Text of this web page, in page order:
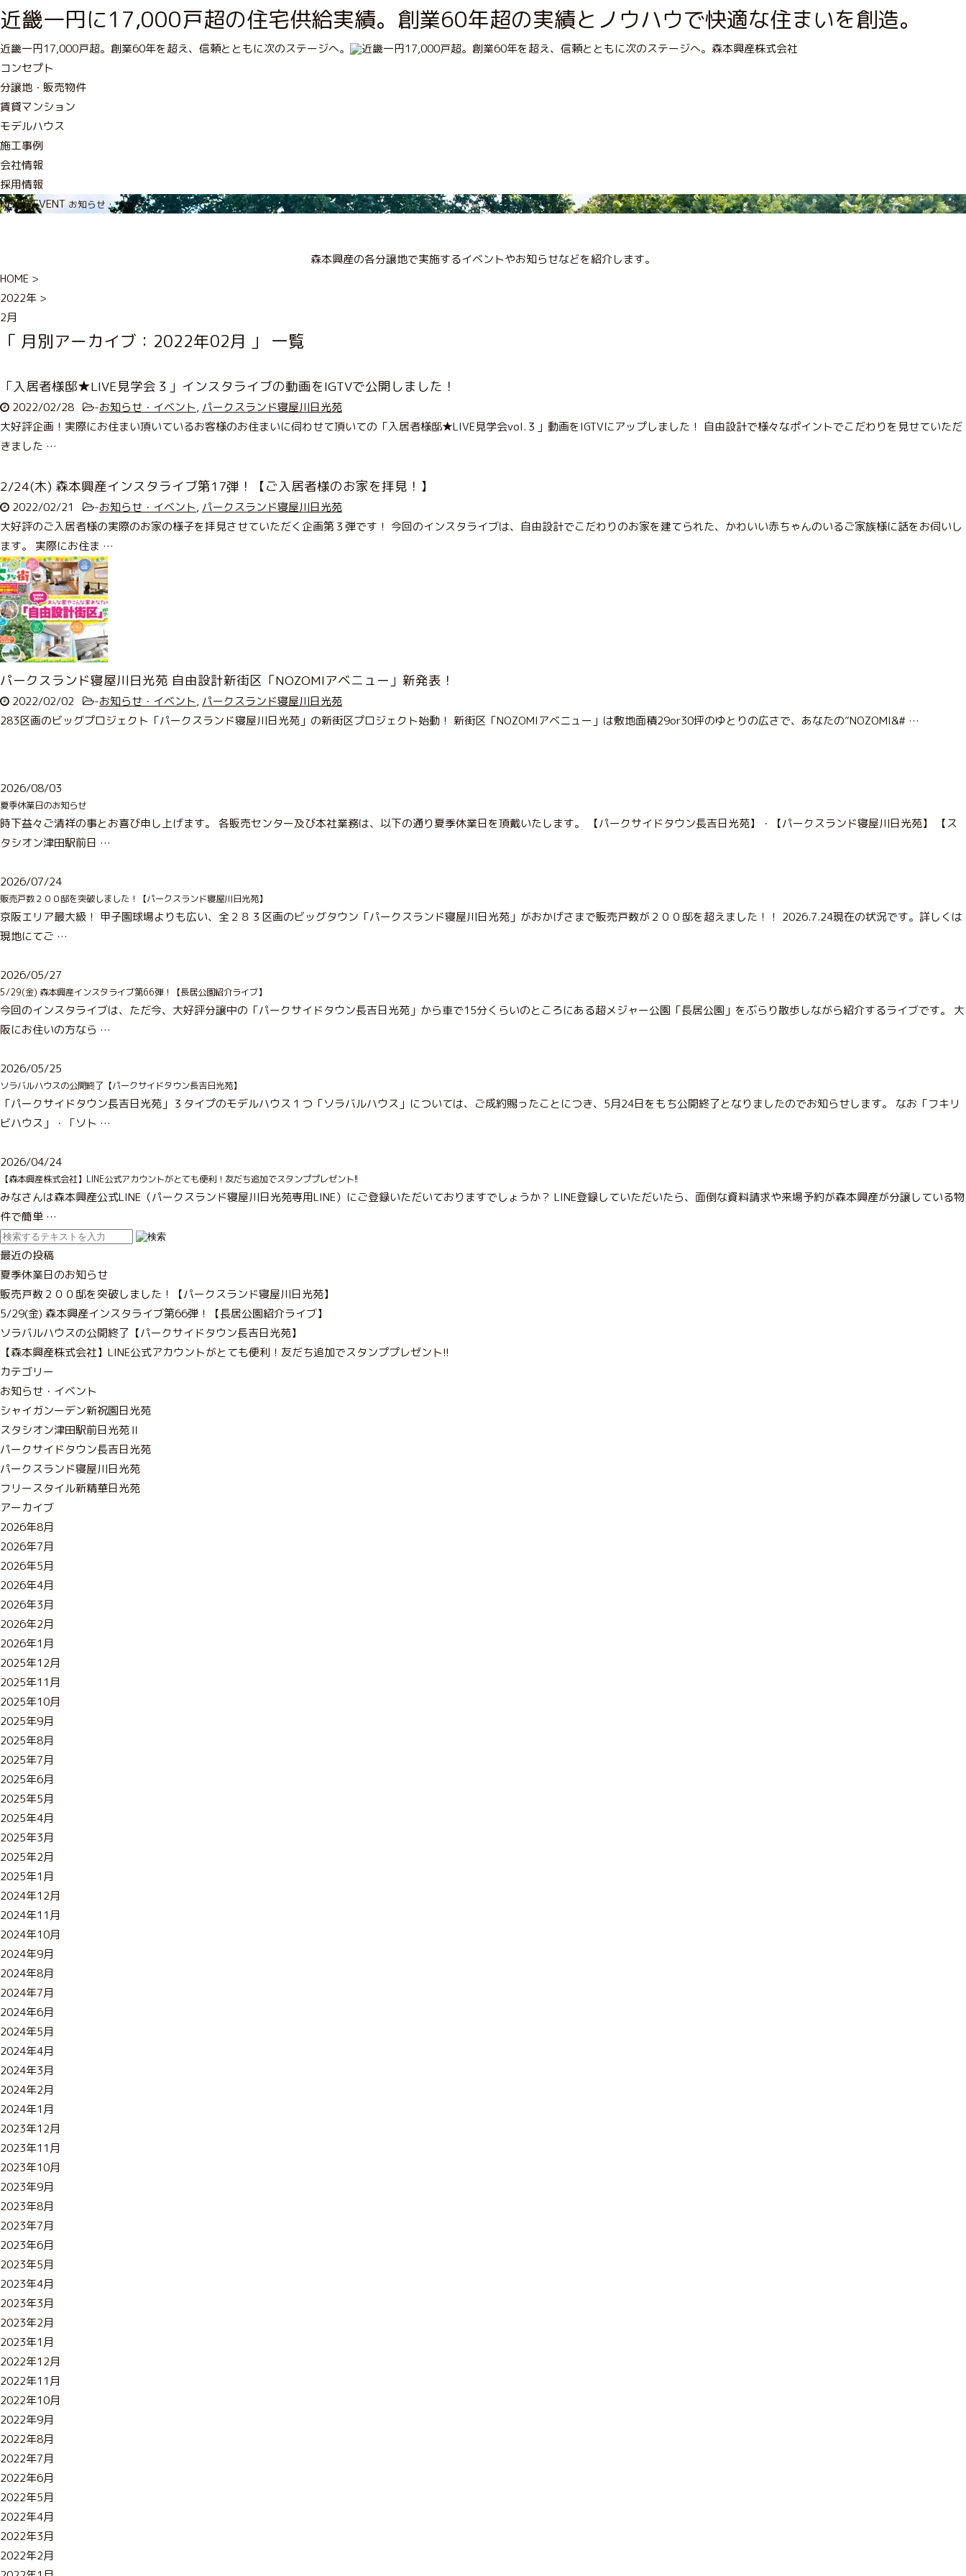
近畿一円に17,000戸超の住宅供給実績。創業60年超の実績とノウハウで快適な住まいを創造。
近畿一円17,000戸超。創業60年を超え、信頼とともに次のステージへ。
コンセプト
分譲地・販売物件
賃貸マンション
モデルハウス
施工事例
会社情報
採用情報
NEWS/EVENT お知らせ・イベント
森本興産の各分譲地で実施するイベントやお知らせなどを紹介します。
HOME >
2022年 >
2月
「 月別アーカイブ：2022年02月 」 一覧
「入居者様邸★LIVE見学会３」インスタライブの動画をIGTVで公開しました！
2022/02/28 -お知らせ・イベント, パークスランド寝屋川日光苑
大好評企画！実際にお住まい頂いているお客様のお住まいに伺わせて頂いての「入居者様邸★LIVE見学会vol.３」動画をIGTVにアップしました！ 自由設計で様々なポイントでこだわりを見せていただ
きました …
2/24(木) 森本興産インスタライブ第17弾！【ご入居者様のお家を拝見！】
2022/02/21 -お知らせ・イベント, パークスランド寝屋川日光苑
大好評のご入居者様の実際のお家の様子を拝見させていただく企画第３弾です！ 今回のインスタライブは、自由設計でこだわりのお家を建てられた、かわいい赤ちゃんのいるご家族様に話をお伺いし
ます。 実際にお住ま …
パークスランド寝屋川日光苑 自由設計新街区「NOZOMIアベニュー」新発表！
2022/02/02 -お知らせ・イベント, パークスランド寝屋川日光苑
283区画のビッグプロジェクト「パークスランド寝屋川日光苑」の新街区プロジェクト始動！ 新街区「NOZOMIアベニュー」は敷地面積29or30坪のゆとりの広さで、あなたの”NOZOMI&# …
2026/08/03
夏季休業日のお知らせ
時下益々ご清祥の事とお喜び申し上げます。 各販売センター及び本社業務は、以下の通り夏季休業日を頂戴いたします。 【パークサイドタウン長吉日光苑】・【パークスランド寝屋川日光苑】 【ス
タシオン津田駅前日 …
2026/07/24
販売戸数２００邸を突破しました！【パークスランド寝屋川日光苑】
京阪エリア最大級！ 甲子園球場よりも広い、全２８３区画のビッグタウン「パークスランド寝屋川日光苑」がおかげさまで販売戸数が２００邸を超えました！！ 2026.7.24現在の状況です。詳しくは
現地にてご …
2026/05/27
5/29(金) 森本興産インスタライブ第66弾！【長居公園紹介ライブ】
今回のインスタライブは、ただ今、大好評分譲中の「パークサイドタウン長吉日光苑」から車で15分くらいのところにある超メジャー公園「長居公園」をぶらり散歩しながら紹介するライブです。 大
阪にお住いの方なら …
2026/05/25
ソラバルハウスの公開終了【パークサイドタウン長吉日光苑】
「パークサイドタウン長吉日光苑」３タイプのモデルハウス１つ「ソラバルハウス」については、ご成約賜ったことにつき、5月24日をもち公開終了となりましたのでお知らせします。 なお「フキリ
ビハウス」・「ソト …
2026/04/24
【森本興産株式会社】LINE公式アカウントがとても便利！友だち追加でスタンププレゼント!!
みなさんは森本興産公式LINE（パークスランド寝屋川日光苑専用LINE）にご登録いただいておりますでしょうか？ LINE登録していただいたら、面倒な資料請求や来場予約が森本興産が分譲している物
件で簡単 …
最近の投稿
夏季休業日のお知らせ
販売戸数２００邸を突破しました！【パークスランド寝屋川日光苑】
5/29(金) 森本興産インスタライブ第66弾！【長居公園紹介ライブ】
ソラバルハウスの公開終了【パークサイドタウン長吉日光苑】
【森本興産株式会社】LINE公式アカウントがとても便利！友だち追加でスタンププレゼント!!
カテゴリー
お知らせ・イベント
シャイガンーデン新祝園日光苑
スタシオン津田駅前日光苑Ⅱ
パークサイドタウン長吉日光苑
パークスランド寝屋川日光苑
フリースタイル新精華日光苑
アーカイブ
2026年8月
2026年7月
2026年5月
2026年4月
2026年3月
2026年2月
2026年1月
2025年12月
2025年11月
2025年10月
2025年9月
2025年8月
2025年7月
2025年6月
2025年5月
2025年4月
2025年3月
2025年2月
2025年1月
2024年12月
2024年11月
2024年10月
2024年9月
2024年8月
2024年7月
2024年6月
2024年5月
2024年4月
2024年3月
2024年2月
2024年1月
2023年12月
2023年11月
2023年10月
2023年9月
2023年8月
2023年7月
2023年6月
2023年5月
2023年4月
2023年3月
2023年2月
2023年1月
2022年12月
2022年11月
2022年10月
2022年9月
2022年8月
2022年7月
2022年6月
2022年5月
2022年4月
2022年3月
2022年2月